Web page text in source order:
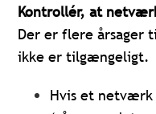
Kontrollér, at
Der er flere
ikke er tilgængeligt.
Hvis et netværk